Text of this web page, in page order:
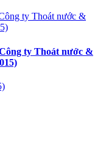
ty Thoát nước &